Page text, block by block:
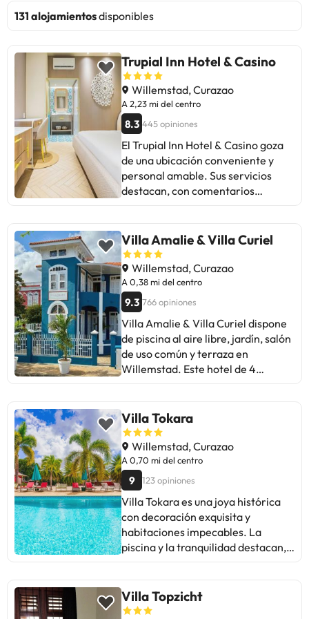
131 alojamientosdisponibles
Trupial Inn Hotel & Casino
Willemstad, Curazao
A 2,23 mi del centro
8.3 445 opiniones
El Trupial Inn Hotel & Casino goza
de una ubicación conveniente y
personal amable. Sus servicios
destacan, con comentarios
Algunos huéspedes sugieren
mejorar el Wi-Fi y el
mantenimiento. En general, es
ideal para viajeros de negocios y
familias. ¡Un lugar tranquilo con
áreas verdes, piscina para niños y
un restaurante agradable!
Villa Amalie & Villa Curiel
Willemstad, Curazao
A 0,38 mi del centro
9.3 766 opiniones
Villa Amalie & Villa Curiel dispone
de piscina al aire libre, jardín, salón
de uso común y terraza en
Willemstad. Este hotel de 4
está a 4,8 km del hotel y Christoffel
National Park, a 35 km. En el hotel,
cada habitación está equipada con
aire acondicionado, armario, TV de
pantalla plana, baño privado, ropa
de cama, toallas y patio con vistas
a la ciudad. Las habitaciones
tienen cafetera, y algunas también
ofrecen cocina con lavavajillas,
horno y microondas. Las
disfrutar de un desayuno
continental, vegetariano o sin
Villa Tokara
Willemstad, Curazao
A 0,70 mi del centro
9 123 opiniones
Villa Tokara es una joya histórica
con decoración exquisita y
habitaciones impecables. La
piscina y la tranquilidad destacan,
limitado y la falta de personal
constante. En general, ideal para
Villa Topzicht